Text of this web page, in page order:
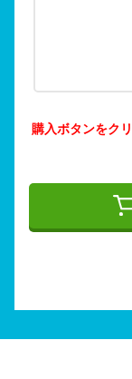
購入ボタンをク